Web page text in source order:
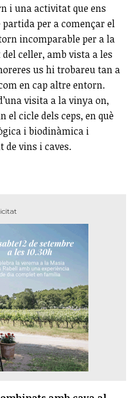
i una activitat que ens
per a començar el
incomparable per a la
celler, amb vista a les
us hi trobareu tan a
en cap altre entorn.
visita a la vinya on,
el cicle dels ceps, en què
i biodinàmica i
de vins i caves.